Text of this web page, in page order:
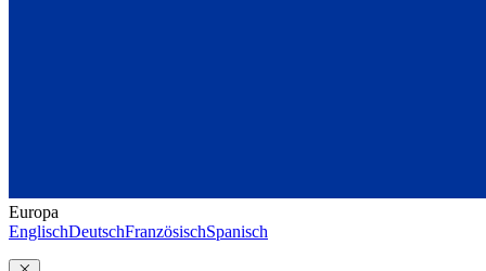
Europa
EnglischDeutschFranzösischSpanisch